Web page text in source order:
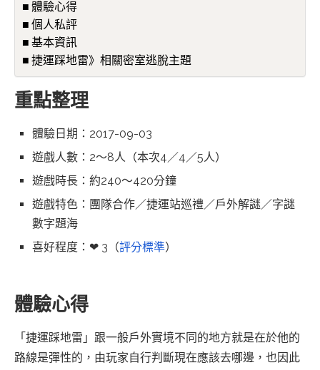
體驗心得
個人私評
基本資訊
捷運踩地雷》相關密室逃脫主題
重點整理
體驗日期：2017-09-03
遊戲人數：2～8人（本次4／4／5人）
遊戲時長：約240～420分鐘
遊戲特色：團隊合作／捷運站巡禮／戶外解謎／字謎
數字題海
喜好程度：❤ 3（評分標準）
體驗心得
「捷運踩地雷」跟一般戶外實境不同的地方就是在於他的
路線是彈性的，由玩家自行判斷現在應該去哪邊，也因此